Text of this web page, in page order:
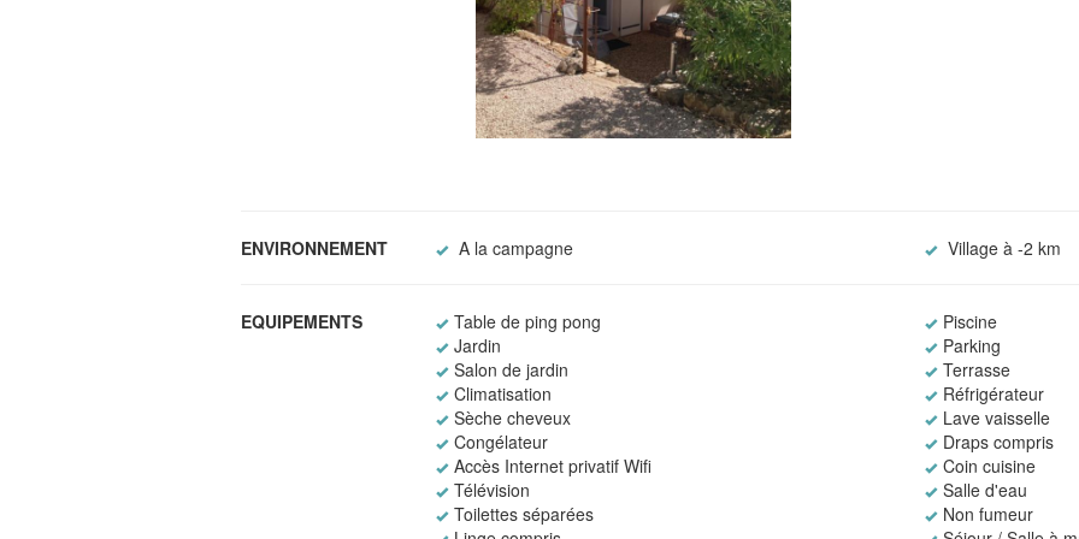
ENVIRONNEMENT A la campagne Village à -2 km
EQUIPEMENTS Table de ping pong
Piscine
Jardin
Parking
Salon de jardin
Terrasse
Climatisation
Réfrigérateur
Sèche cheveux
Lave vaisselle
Congélateur
Draps compris
Accès Internet privatif Wifi
Coin cuisine
Télévision
Salle d'eau
Toilettes séparées
Non fumeur